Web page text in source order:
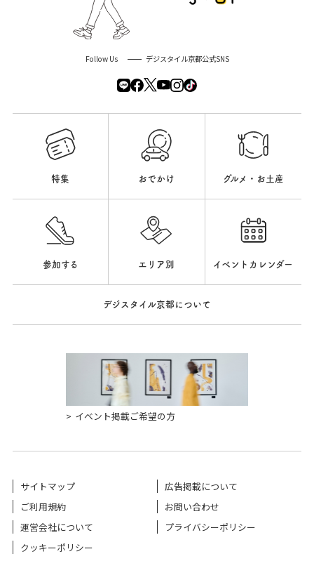
Follow Us デジスタイル京都公式SNS
特集 おでかけ グルメ・お土産
参加する エリア別 イベントカレンダー
デジスタイル京都について
イベント掲載ご希望の方
サイトマップ
広告掲載について
ご利用規約
お問い合わせ
運営会社について
プライバシーポリシー
クッキーポリシー